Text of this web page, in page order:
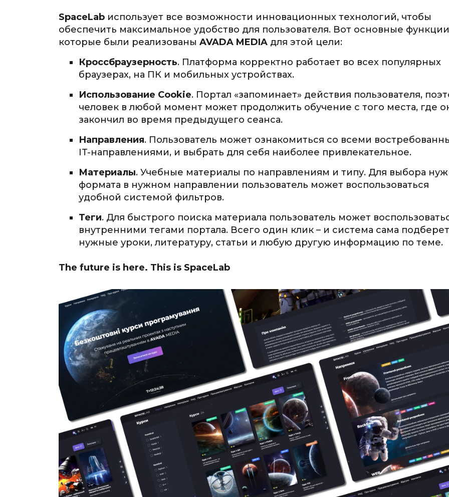
SpaceLab использует все возможности инновационных технологий, чтобы
обеспечить максимальное удобство для пользователя. Вот основные
которые были реализованы AVADA MEDIA для этой цели:
Кроссбраузерность. Платформа корректно работает во всех популярных
браузерах, на ПК и мобильных устройствах.
Использование Cookie. Портал «запоминает» действия пользователя,
человек в любой момент может продолжить обучение с того места, где
закончил во время предыдущего сеанса.
Направления. Пользователь может ознакомиться со всеми
IT-направлениями, и выбрать для себя наиболее привлекательное.
Материалы. Учебные материалы по направлениям и типу. Для выбора
формата в нужном направлении пользователь может воспользоваться
удобной системой фильтров.
Теги. Для быстрого поиска материала пользователь может
внутренними тегами портала. Всего один клик – и система сама подберет
нужные уроки, литературу, статьи и любую другую информацию по теме.
The future is here. This is SpaceLab